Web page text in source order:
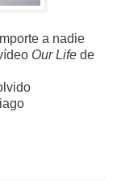
a nadie
Our Life de